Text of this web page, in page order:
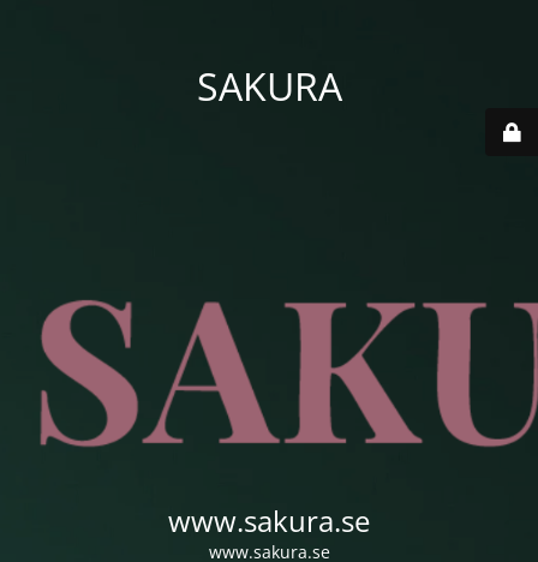
SAKURA
www.sakura.se
www.sakura.se